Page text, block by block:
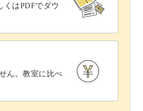
くはPDFでダウ
ん。教室に比べ